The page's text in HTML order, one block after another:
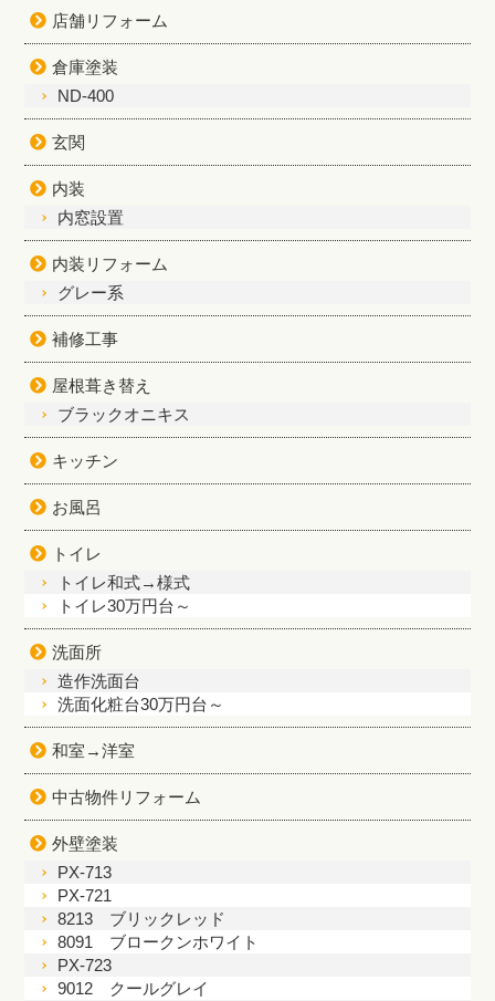
店舗リフォーム
倉庫塗装
ND-400
玄関
内装
内窓設置
内装リフォーム
グレー系
補修工事
屋根葺き替え
ブラックオニキス
キッチン
お風呂
トイレ
トイレ和式→様式
トイレ30万円台～
洗面所
造作洗面台
洗面化粧台30万円台～
和室→洋室
中古物件リフォーム
外壁塗装
PX-713
PX-721
8213 ブリックレッド
8091 ブロークンホワイト
PX-723
9012 クールグレイ